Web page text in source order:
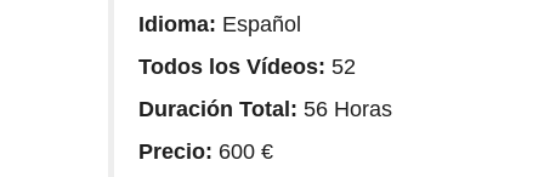
Idioma: Español
Todos los Vídeos: 52
Duración Total: 56 Horas
Precio: 600 €